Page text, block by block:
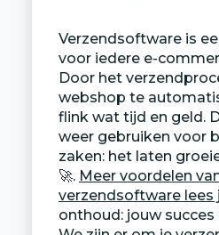
Verzendsoftware is
voor iedere e-
Door het
webshop te
flink wat tijd en geld.
weer gebruiken voor
zaken: het laten
🚀. Meer voordelen
verzendsoftware lees
onthoud: jouw succes